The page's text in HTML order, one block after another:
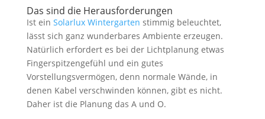
Das sind die Herausforderungen
Ist ein Solarlux Wintergarten stimmig beleuchtet,
lässt sich ganz wunderbares Ambiente erzeugen.
Natürlich erfordert es bei der Lichtplanung etwas
Fingerspitzengefühl und ein gutes
Vorstellungsvermögen, denn normale Wände, in
denen Kabel verschwinden können, gibt es nicht.
Daher ist die Planung das A und O.